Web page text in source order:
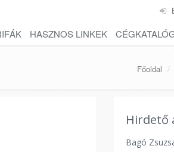
HASZNOS LINKEK
Főoldal
Hirdető
Bagó